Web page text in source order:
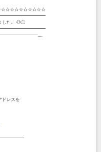
した。 ◎◎
ドレスを